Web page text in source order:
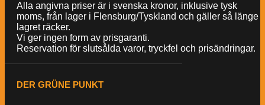
Alla angivna priser är i svenska kronor, inklusive tysk
moms, från lager i Flensburg/Tyskland och gäller så länge
lagret räcker.
Vi ger ingen form av prisgaranti.
Reservation för slutsålda varor, tryckfel och prisändringar.
DER GRÜNE PUNKT